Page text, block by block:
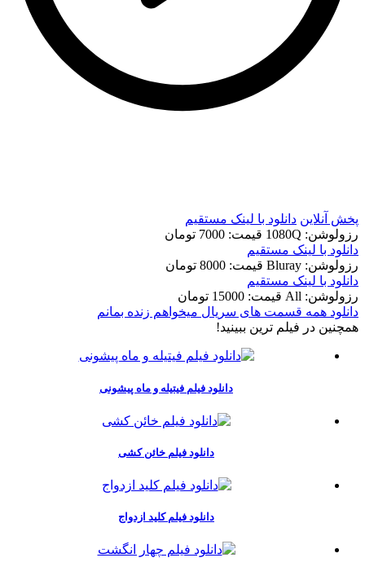
پخش آنلاین دانلود با لينک مستقيم
رزولوشن: 1080Q
قيمت: 7000 تومان
دانلود با لينک مستقيم
رزولوشن: Bluray
قيمت: 8000 تومان
دانلود با لينک مستقيم
رزولوشن: All
قيمت: 15000 تومان
دانلود همه قسمت های سریال میخواهم زنده بمانم
همچنين در فيلم ترين ببينيد!
دانلود فیلم فیتیله و ماه پیشونی
دانلود فیلم خائن کشی
دانلود فیلم کلید ازدواج